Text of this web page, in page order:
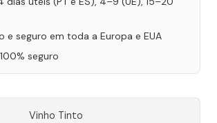
e seguro em toda a Europa e EUA
seguro
Vinho Tinto